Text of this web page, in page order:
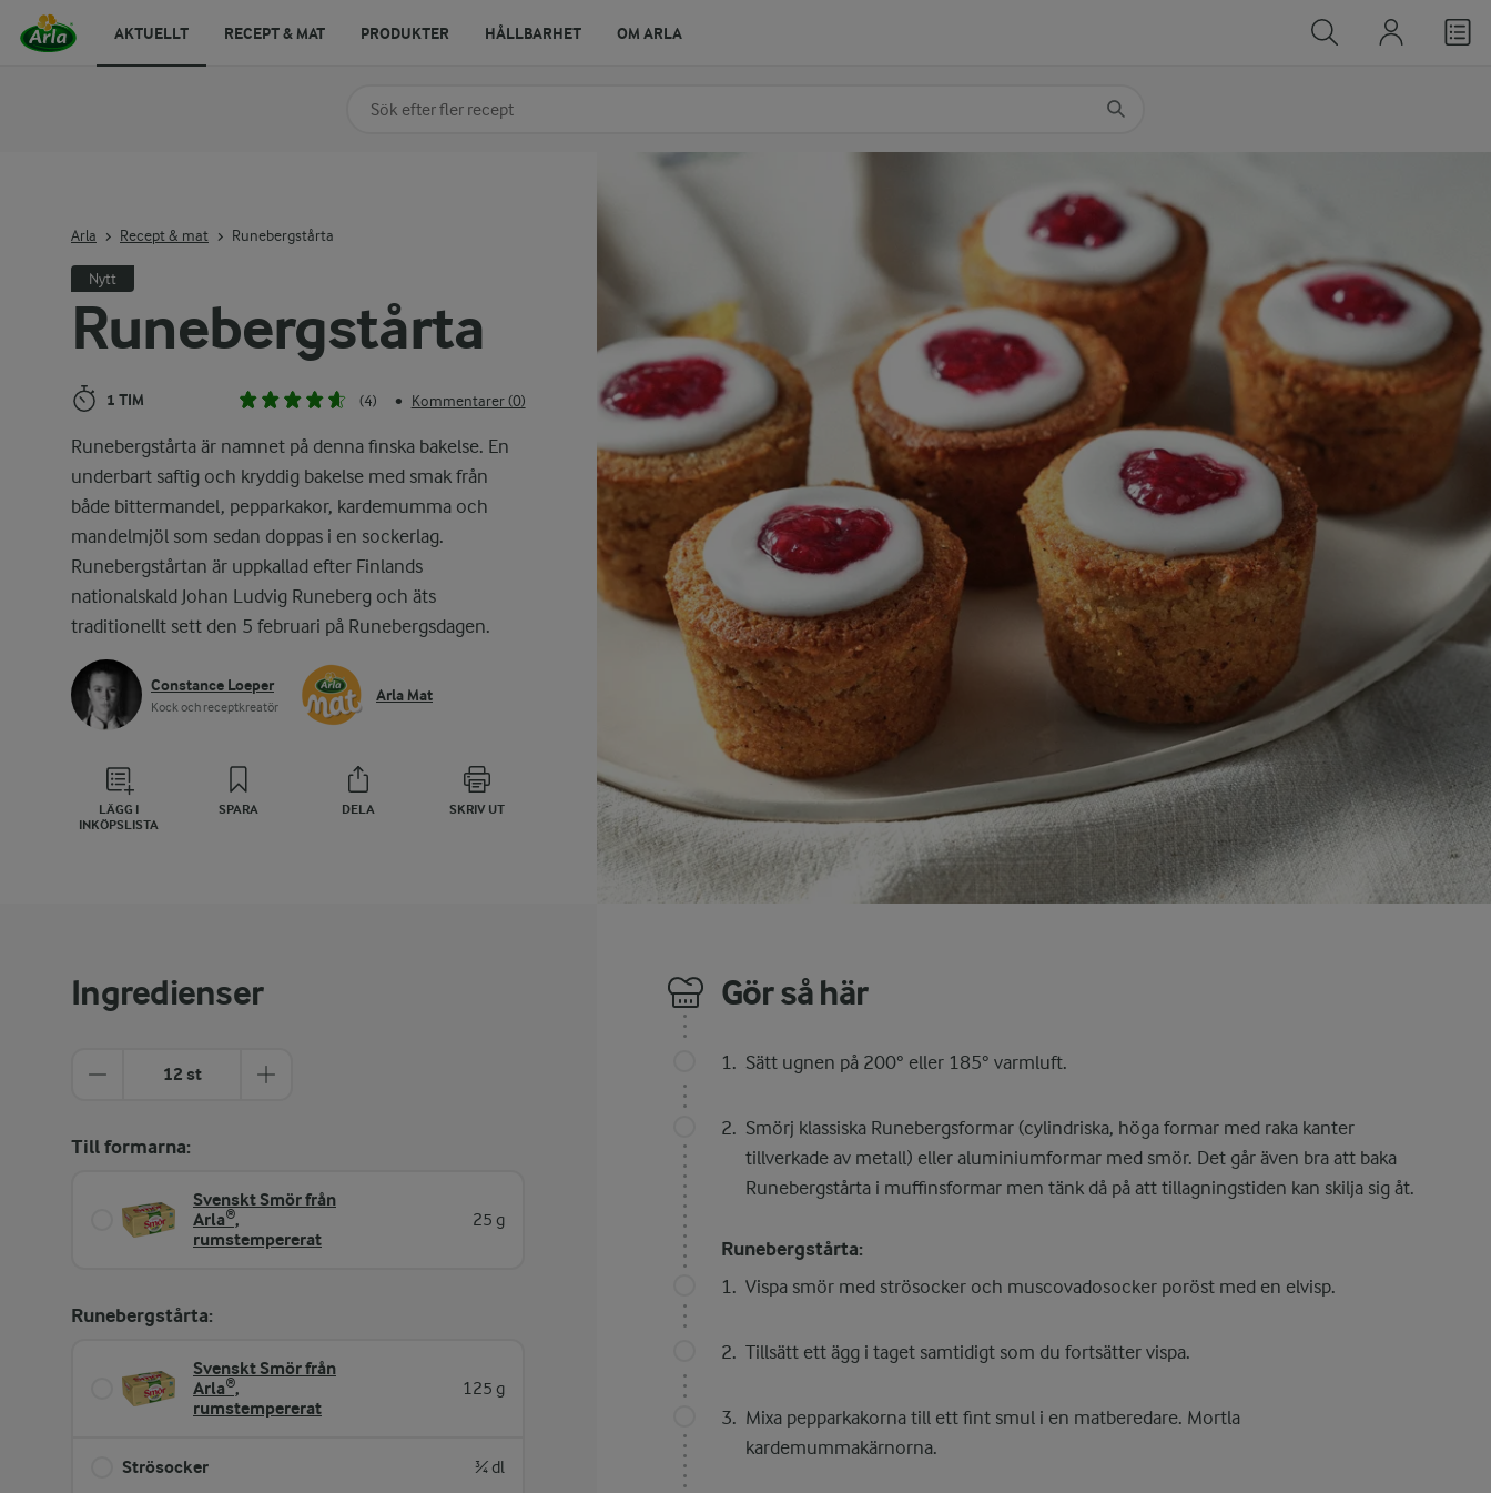
Runebergstårta
1 TIM (4) • Kommentarer (0)
Runebergstårta är namnet på denna finska bakelse. En
underbart saftig och kryddig bakelse med smak från
både bittermandel, pepparkakor, kardemumma och
mandelmjöl som sedan doppas i en sockerlag.
Runebergstårtan är uppkallad efter Finlands
nationalskald Johan Ludvig Runeberg och äts
traditionellt sett den 5 februari på Runebergsdagen.
Constance Loeper
Kock och receptkreatör
Arla Mat
LÄGG I
INKÖPSLISTA
SPARA DELA SKRIV UT
Arla Recept & mat Runebergstårta
Nytt
Ingredienser
12 st
Till formarna:
Svenskt Smör från
Arla®,
rumstempererat
25 g
Runebergstårta:
Svenskt Smör från
Arla®,
rumstempererat
125 g
Strösocker ¾ dl
Gör så här
Sätt ugnen på 200° eller 185° varmluft.
Smörj klassiska Runebergsformar (cylindriska, höga formar med raka kanter
tillverkade av metall) eller aluminiumformar med smör. Det går även bra att baka
Runebergstårta i muffinsformar men tänk då på att tillagningstiden kan skilja sig åt.
Runebergstårta:
Vispa smör med strösocker och muscovadosocker poröst med en elvisp.
Tillsätt ett ägg i taget samtidigt som du fortsätter vispa.
Mixa pepparkakorna till ett fint smul i en matberedare. Mortla
kardemummakärnorna.
Sök på kategori eller ingrediens
AKTUELLT RECEPT & MAT PRODUKTER HÅLLBARHET OM ARLA